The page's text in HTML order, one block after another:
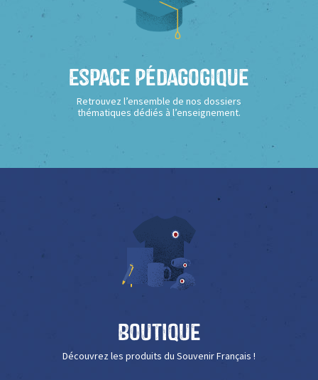
Espace Pédagogique
Retrouvez l’ensemble de nos dossiers
thématiques dédiés à l’enseignement.
Boutique
Découvrez les produits du Souvenir Français !